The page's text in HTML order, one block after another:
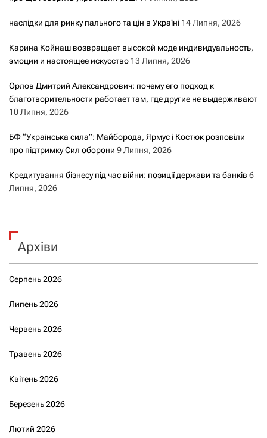
наслідки для ринку пального та цін в Україні 14 Липня, 2026
Карина Койнаш возвращает высокой моде индивидуальность,
эмоции и настоящее искусство 13 Липня, 2026
Орлов Дмитрий Александрович: почему его подход к
благотворительности работает там, где другие не выдерживают
10 Липня, 2026
БФ “Українська сила”: Майборода, Ярмус і Костюк розповіли
про підтримку Сил оборони 9 Липня, 2026
Кредитування бізнесу під час війни: позиції держави та банків 6
Липня, 2026
Архіви
Серпень 2026
Липень 2026
Червень 2026
Травень 2026
Квітень 2026
Березень 2026
Лютий 2026